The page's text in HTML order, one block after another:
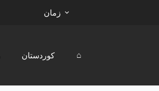
زمان
کوردستان ⌂